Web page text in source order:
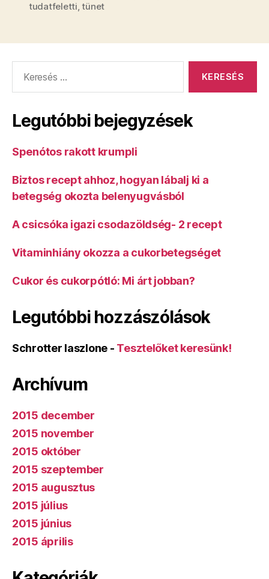
tudatfeletti,tünet
Legutóbbi bejegyzések
Spenótos rakott krumpli
Biztos recept ahhoz, hogyan lábalj ki a
betegség okozta belenyugvásból
A csicsóka igazi csodazöldség- 2 recept
Vitaminhiány okozza a cukorbetegséget
Cukor és cukorpótló: Mi árt jobban?
Legutóbbi hozzászólások
Schrotter laszlone - Tesztelőket keresünk!
Archívum
2015 december
2015 november
2015 október
2015 szeptember
2015 augusztus
2015 július
2015 június
2015 április